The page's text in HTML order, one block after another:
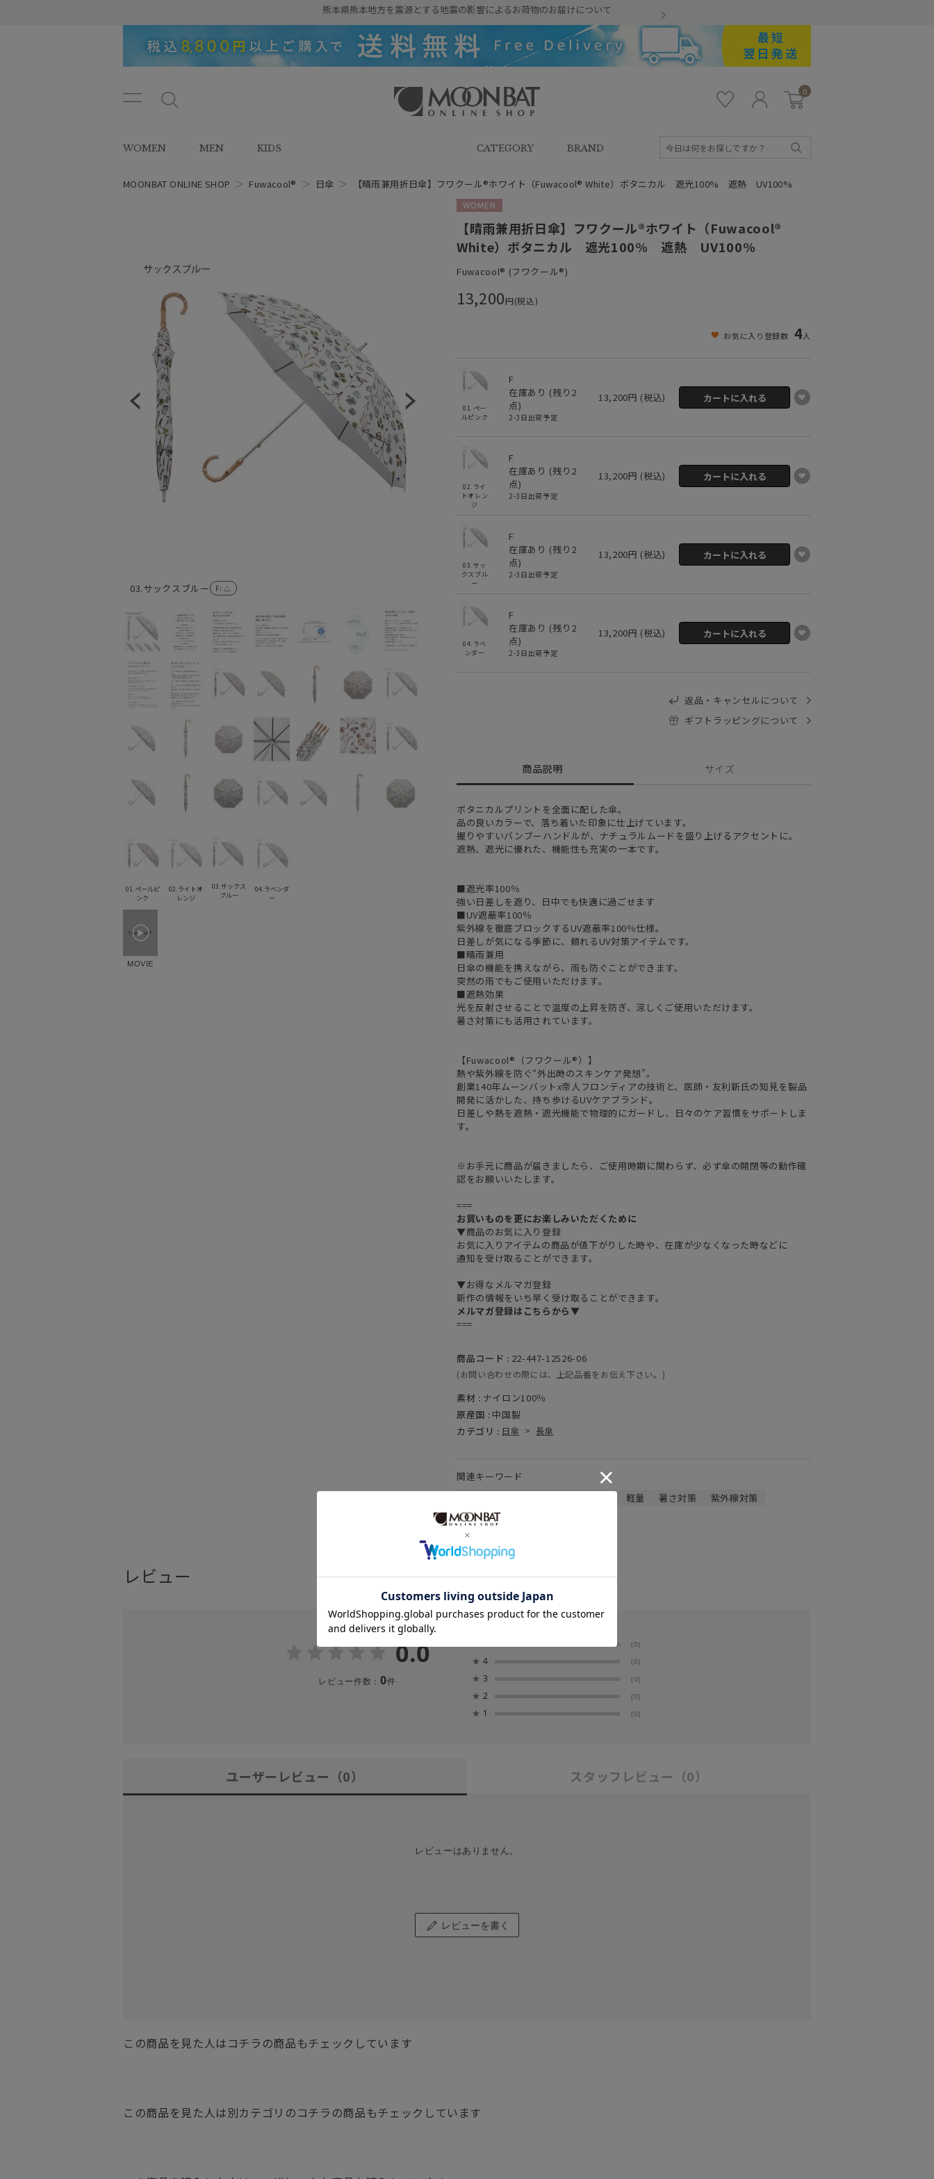
熊本県熊本地方を震源とする地震の影響によるお荷物のお届けについて
ン
ュ
ー
タ
SHOP（ムーンバットオンラインシ
イ
ン
0
WOMEN MEN KIDS CATEGORY BRAND
MOONBAT ONLINE SHOP ＞ Fuwacool® ＞ 日傘 ＞ 【晴雨兼用折日傘】フワクール®ホワイト（Fuwacool® White）ボタニカル 遮光100% 遮熱 UV100%
03.サックスブルー F: △
01.ペールピ
ンク
02.ライトオ
レンジ
03.サックス
ブルー
04.ラベンダ
ー
MOVIE
【晴雨兼用折日傘】フワクール®ホワイト（Fuwacool®
White）ボタニカル 遮光100% 遮熱 UV100%
Fuwacool® (フワクール®)
13,200円(税込)
お気に入り登録数 4人
01.ペー
ルピンク
F
在庫あり (残り 2
点)
2-3日出荷予定
13,200円 (税込)
02.ライ
トオレン
ジ
F
在庫あり (残り 2
点)
2-3日出荷予定
13,200円 (税込)
03.サッ
クスブル
ー
F
在庫あり (残り 2
点)
2-3日出荷予定
13,200円 (税込)
04.ラベ
ンダー
F
在庫あり (残り 2
点)
2-3日出荷予定
13,200円 (税込)
返品・キャンセルについて
ギフトラッピングについて
商品説明 サイズ
ボタニカルプリントを全面に配した傘。
品の良いカラーで、落ち着いた印象に仕上げています。
握りやすいバンブーハンドルが、ナチュラルムードを盛り上げるアクセントに。
遮熱、遮光に優れた、機能性も充実の一本です。
■遮光率100％
強い日差しを遮り、日中でも快適に過ごせます
■UV遮蔽率100％
紫外線を徹底ブロックするUV遮蔽率100％仕様。
日差しが気になる季節に、頼れるUV対策アイテムです。
■晴雨兼用
日傘の機能を携えながら、雨も防ぐことができます。
突然の雨でもご使用いただけます。
■遮熱効果
光を反射させることで温度の上昇を防ぎ、涼しくご使用いただけます。
暑さ対策にも活用されています。
【Fuwacool®（フワクール®）】
熱や紫外線を防ぐ“外出時のスキンケア発想”。
創業140年ムーンバットx帝人フロンティアの技術と、医師・友利新氏の知見を製品
開発に活かした、持ち歩けるUVケアブランド。
日差しや熱を遮熱・遮光機能で物理的にガードし、日々のケア習慣をサポートしま
す。
※お手元に商品が届きましたら、ご使用時期に関わらず、必ず傘の開閉等の動作確
認をお願いいたします。
===
お買いものを更にお楽しみいただくために
▼商品のお気に入り登録
お気に入りアイテムの商品が値下がりした時や、在庫が少なくなった時などに
通知を受け取ることができます。
▼お得なメルマガ登録
新作の情報をいち早く受け取ることができます。
メルマガ登録はこちらから▼
===
商品コード : 22-447-12526-06
(お問い合わせの際には、上記品番をお伝え下さい。)
素材 : ナイロン100％
原産国 : 中国製
カテゴリ : 日傘 > 長傘
関連キーワード
軽量 暑さ対策
紫外線対策
親骨：～50cm
レビュー
0.0
レビュー件数： 0件
(0)
★ 4 (0)
★ 3 (0)
★ 2 (0)
★ 1 (0)
ユーザーレビュー （0） スタッフレビュー （0）
レビューはありません。
レビューを書く
この商品を見た人はコチラの商品もチェックしています
この商品を見た人は別カテゴリのコチラの商品もチェックしています